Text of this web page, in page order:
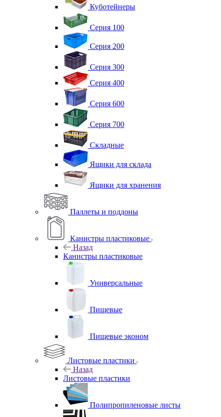
Куботейнеры
Серия 100
Серия 200
Серия 300
Серия 400
Серия 600
Серия 700
Складные
Ящики для склада
Ящики для хранения
Паллеты и поддоны
Канистры пластиковые
Назад
Канистры пластиковые
Универсальные
Пищевые
Пищевые эконом
Листовые пластики
Назад
Листовые пластики
Полипропиленовые листы